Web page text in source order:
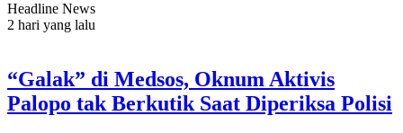
Headline News
2 hari yang lalu
“Galak” di Medsos, Oknum Aktivis
Palopo tak Berkutik Saat Diperiksa Polisi